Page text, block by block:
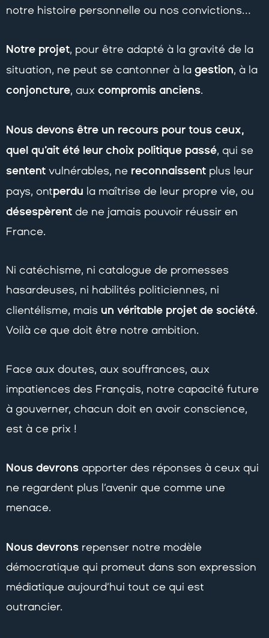
notre histoire personnelle ou nos convictions…
Notre projet, pour être adapté à la gravité de la
situation, ne peut se cantonner à la gestion, à la
conjoncture, aux compromis anciens.
Nous devons être un recours pour tous ceux,
quel qu’ait été leur choix politique passé, qui se
sentent vulnérables, ne reconnaissent plus leur
pays, ontperdu la maîtrise de leur propre vie, ou
désespèrent de ne jamais pouvoir réussir en
France.
Ni catéchisme, ni catalogue de promesses
hasardeuses, ni habilités politiciennes, ni
clientélisme, mais un véritable projet de société.
Voilà ce que doit être notre ambition.
Face aux doutes, aux souffrances, aux
impatiences des Français, notre capacité future
à gouverner, chacun doit en avoir conscience,
est à ce prix !
Nous devrons apporter des réponses à ceux qui
ne regardent plus l’avenir que comme une
menace.
Nous devrons repenser notre modèle
démocratique qui promeut dans son expression
médiatique aujourd’hui tout ce qui est
outrancier.